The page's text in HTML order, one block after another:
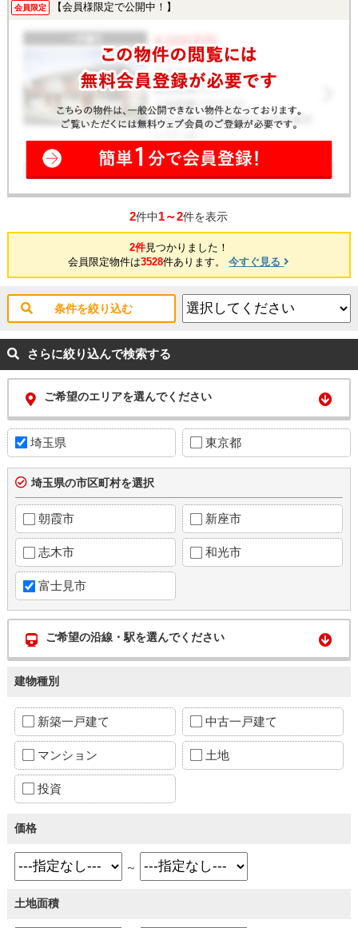
会員限定 【会員様限定で公開中！】
2件中1～2件を表示
2件見つかりました！
会員限定物件は3528件あります。今すぐ見る
条件を絞り込む
さらに絞り込んで検索する
ご希望のエリアを選んでください
埼玉県 東京都
埼玉県の市区町村を選択
朝霞市 新座市
志木市 和光市
富士見市
ご希望の沿線・駅を選んでください
建物種別
新築一戸建て 中古一戸建て
マンション 土地
投資
価格
～
土地面積